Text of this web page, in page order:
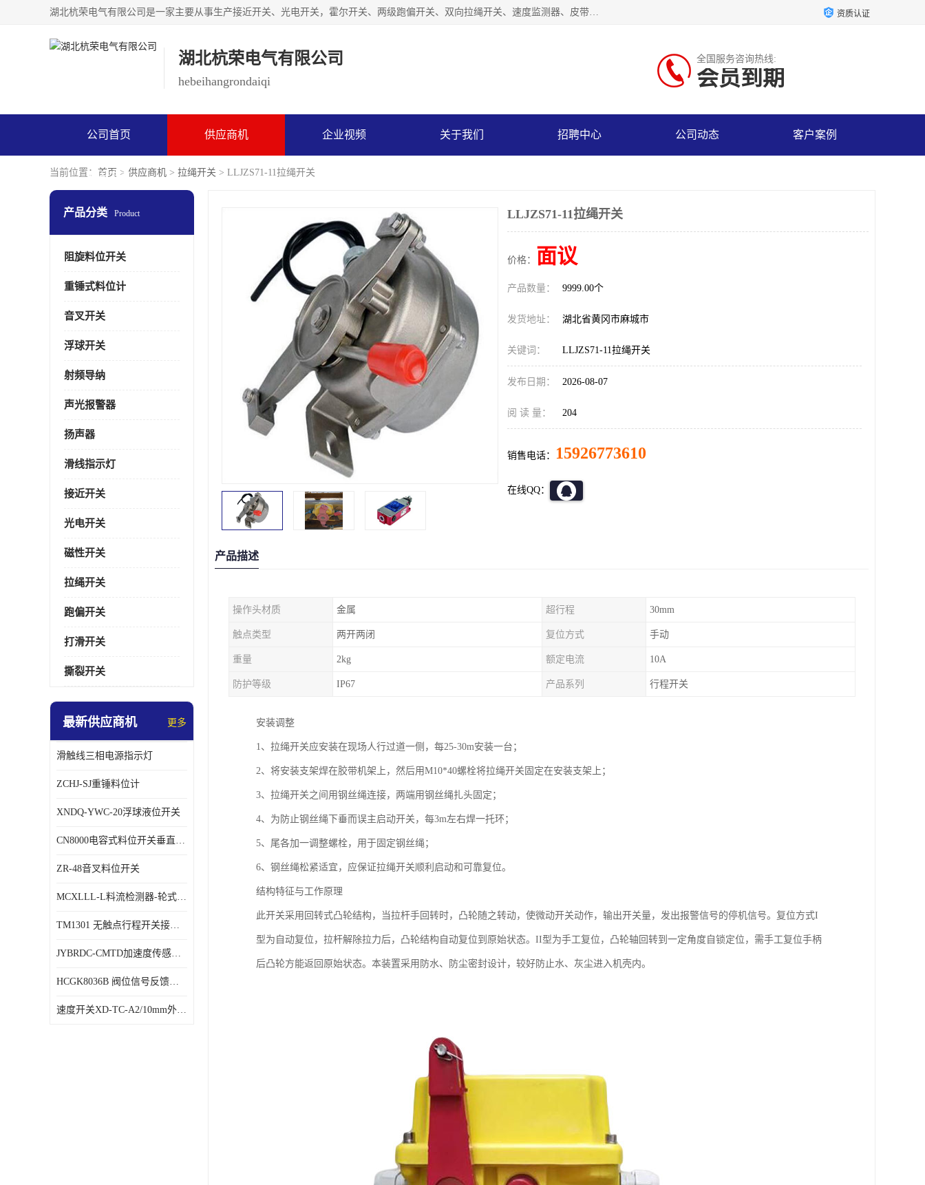
湖北杭荣电气有限公司是一家主要从事生产接近开关、光电开关，霍尔开关、两级跑偏开关、双向拉绳开关、速度监测器、皮带打滑开关、阻旋式料位开关、皮带纵向撕裂开关、溜槽堵塞开关、声光报警器、矿用磁性井筒开关等，主营行业：电气设备、仪器仪表制造, 高低压电器，成套电气设备，矿用防爆机电设备，皮带机综合保护系统，防爆电器，传感器，工矿配件，电器配件，自动化工业机器人的研发，制造，加工销售。 资质认证
湖北杭荣电气有限公司
hebeihangrondaiqi
全国服务咨询热线:
会员到期
公司首页 供应商机 企业视频 关于我们 招聘中心 公司动态 客户案例
联系方式
当前位置： 首页 > 供应商机 > 拉绳开关 > LLJZS71-11拉绳开关
产品分类 Product
阻旋料位开关
重锤式料位计
音叉开关
浮球开关
射频导纳
声光报警器
扬声器
滑线指示灯
接近开关
光电开关
磁性开关
拉绳开关
跑偏开关
打滑开关
撕裂开关
最新供应商机 更多
滑触线三相电源指示灯
ZCHJ-SJ重锤料位计
XNDQ-YWC-20浮球液位开关
CN8000电容式料位开关垂直安装时
ZR-48音叉料位开关
MCXLLL-L料流检测器-轮式煤流信号控制器
TM1301 无触点行程开关接线在交通设备中的稳定性
JYBRDC-CMTD加速度传感器距离远
HCGK8036B 阀位信号反馈装置 限位开关
速度开关XD-TC-A2/10mm外形图
LLJZS71-11拉绳开关
价格： 面议
产品数量： 9999.00个
发货地址： 湖北省黄冈市麻城市
关键词： LLJZS71-11拉绳开关
发布日期： 2026-08-07
阅 读 量： 204
销售电话： 15926773610
在线QQ：
产品描述
操作头材质 金属 超行程 30mm
触点类型 两开两闭 复位方式 手动
重量 2kg 额定电流 10A
防护等级 IP67 产品系列 行程开关
安装调整
1、拉绳开关应安装在现场人行过道一侧，每25-30m安装一台；
2、将安装支架焊在胶带机架上，然后用M10*40螺栓将拉绳开关固定在安装支架上；
3、拉绳开关之间用钢丝绳连接，两端用钢丝绳扎头固定；
4、为防止钢丝绳下垂而误主启动开关，每3m左右焊一托环；
5、尾各加一调整螺栓，用于固定钢丝绳；
6、钢丝绳松紧适宜，应保证拉绳开关顺利启动和可靠复位。
结构特征与工作原理
此开关采用回转式凸轮结构，当拉杆手回转时，凸轮随之转动，使微动开关动作，输出开关量，发出报警信号的停机信号。复位方式I
型为自动复位，拉杆解除拉力后，凸轮结构自动复位到原始状态。II型为手工复位，凸轮轴回转到一定角度自锁定位，需手工复位手柄
后凸轮方能返回原始状态。本装置采用防水、防尘密封设计，较好防止水、灰尘进入机壳内。